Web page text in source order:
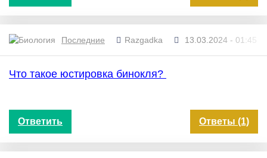
Последние Razgadka 13.03.2024 - 01:45
Что такое юстировка бинокля?
Ответить Ответы (1)